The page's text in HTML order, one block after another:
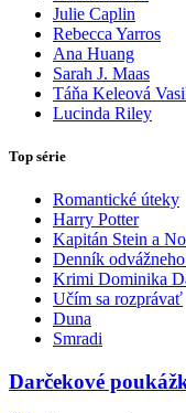
Julie Caplin
Rebecca Yarros
Ana Huang
Sarah J. Maas
Táňa Keleová
Lucinda Riley
Top série
Romantické úteky
Harry Potter
Kapitán Stein a
Denník
Krimi Dominika
Učím sa rozprávať
Duna
Smradi
Darčekové